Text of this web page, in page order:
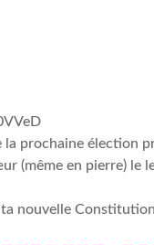
la prochaine élection
(même en pierre) le
ta nouvelle